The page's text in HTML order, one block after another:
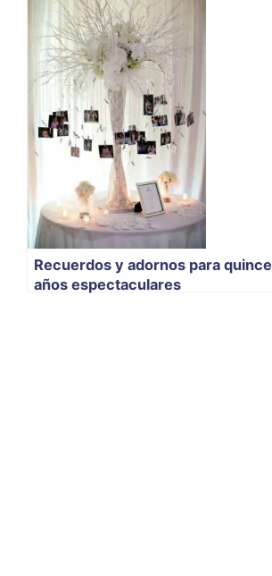
Recuerdos y adornos para quince
años espectaculares